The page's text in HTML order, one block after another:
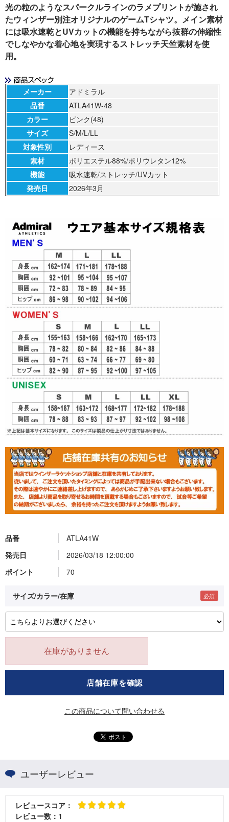
品番
ATLA41W
発売日
2026/03/18 12:00:00
ポイント
70
サイズ/カラー/在庫
在庫がありません
店舗在庫を確認
この商品について問い合わせる
光の粒のようなスパークルラインのラメプリントが施され
たウィンザー別注オリジナルのゲームTシャツ。メイン素材
には吸水速乾とUVカットの機能を持ちながら抜群の伸縮性
でしなやかな着心地を実現するストレッチ天竺素材を使
用。
メーカー
アドミラル
品番
ATLA41W-48
カラー
ピンク(48)
サイズ
S/M/L/LL
対象性別
レディース
素材
ポリエステル88%/ポリウレタン12%
機能
吸水速乾/ストレッチ/UVカット
発売日
2026年3月
ユーザーレビュー
レビュースコア：
レビュー数： 1